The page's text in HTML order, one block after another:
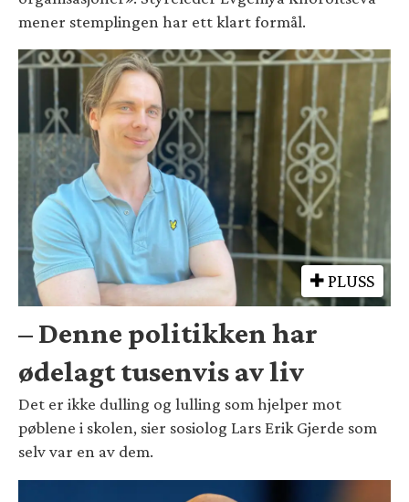
mener stemplingen har ett klart formål.
PLUSS
– Denne politikken har
ødelagt tusenvis av liv
Det er ikke dulling og lulling som hjelper mot
pøblene i skolen, sier sosiolog Lars Erik Gjerde som
selv var en av dem.